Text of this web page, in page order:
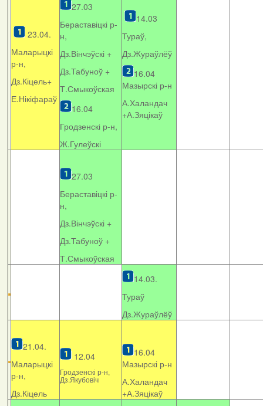
23.04.
Маларыцкі
р-н,
Дз.Кіцель+
Е.Нікіфараў
27.03
Бераставіцкі р-
н,
Дз.Вінчэўскі +
Дз.Табуноў +
Т.Смыкоўская
16.04
Гродзенскі р-н,
Ж.Гулеўскі
14.03
Тураў,
Дз.Жураўлёў
16.04
Мазырскі р-н
А.Халандач
+А.Зяцікаў
27.03
Бераставіцкі р-
н,
Дз.Вінчэўскі +
Дз.Табуноў +
Т.Смыкоўская
14.03.
Тураў
Дз.Жураўлёў
21.04.
Маларыцкі
р-н,
Дз.Кіцель
12.04
Гродзенскі р-н,
Дз.Якубовіч
16.04
Мазырскі р-н
А.Халандач
+А.Зяцікаў